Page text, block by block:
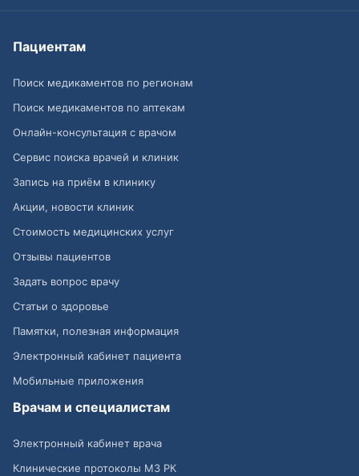
Пациентам
Поиск медикаментов по регионам
Поиск медикаментов по аптекам
Онлайн-консультация с врачом
Сервис поиска врачей и клиник
Запись на приём в клинику
Акции, новости клиник
Стоимость медицинских услуг
Отзывы пациентов
Задать вопрос врачу
Статьи о здоровье
Памятки, полезная информация
Электронный кабинет пациента
Мобильные приложения
Врачам и специалистам
Электронный кабинет врача
Клинические протоколы МЗ РК